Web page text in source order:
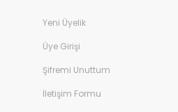
Yeni Üyelik
Üye Girişi
Şifremi Unuttum
İletişim Formu